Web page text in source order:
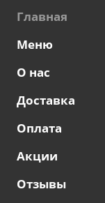
Главная
Меню
О нас
Доставка
Оплата
Акции
Отзывы